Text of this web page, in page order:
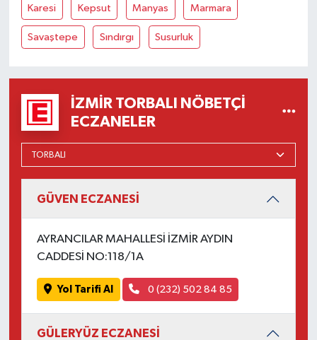
Karesi Kepsut Manyas Marmara
Savaştepe Sındırgı Susurluk
İZMIR TORBALI NÖBETÇI
ECZANELER
GÜVEN ECZANESİ
AYRANCILAR MAHALLESİ İZMİR AYDIN
CADDESİ NO:118/1A
Yol Tarifi Al 0 (232) 502 84 85
GÜLERYÜZ ECZANESİ